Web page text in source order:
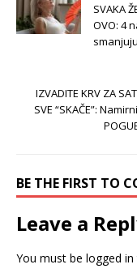
SVAKA
OVO: 4
IZVADITE KRV ZA
SVE “SKAČE”:
BE THE FIRST TO
Leave a
You must be logged in